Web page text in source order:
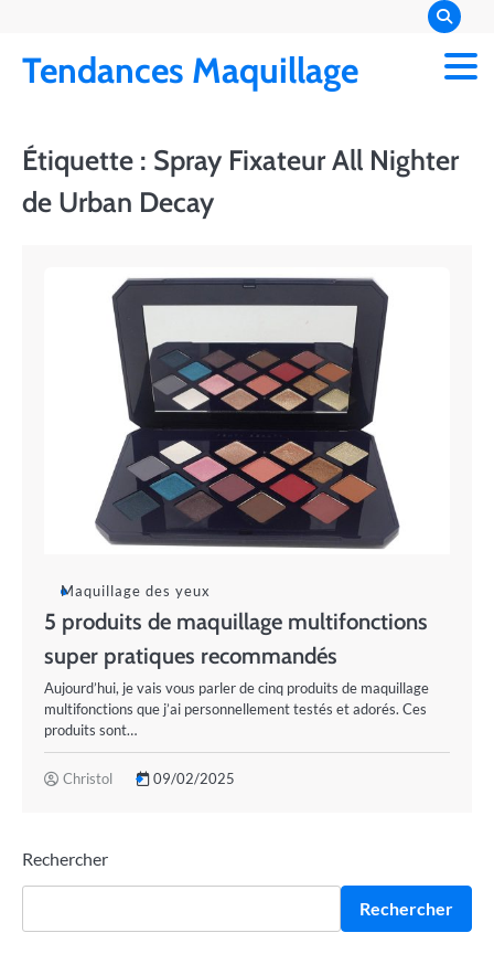
content
Tendances Maquillage
Étiquette : Spray Fixateur All Nighter
de Urban Decay
Maquillage des yeux
5 produits de maquillage multifonctions
super pratiques recommandés
Aujourd’hui, je vais vous parler de cinq produits de maquillage
multifonctions que j’ai personnellement testés et adorés. Ces
produits sont…
Christol 09/02/2025
Rechercher
Rechercher